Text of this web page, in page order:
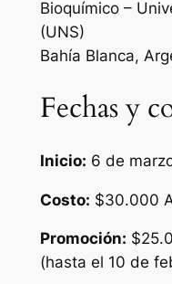
Bioquímico –
(UNS)
Bahía Blanca,
Fechas y
Inicio: 6 de
Costo: $30.000
Promoción:
(hasta el 10 de